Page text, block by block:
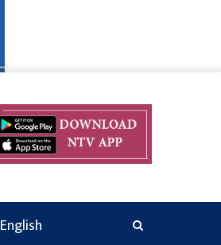
English